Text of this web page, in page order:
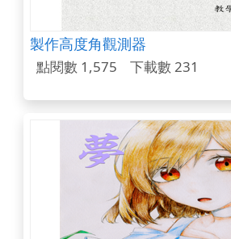
製作高度角觀測器
點閱數 1,575 下載數 231